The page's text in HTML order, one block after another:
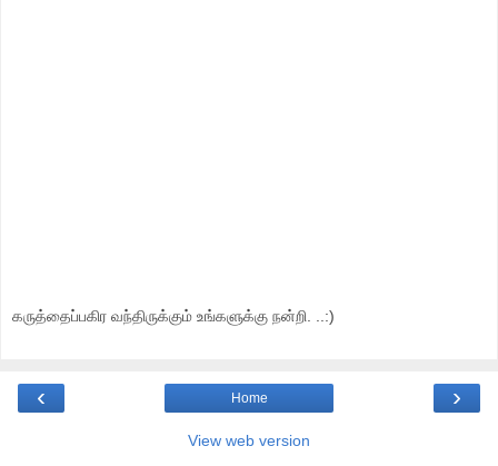
கருத்தைப்பகிர வந்திருக்கும் உங்களுக்கு நன்றி. ..:)
‹ ›
Home
View web version